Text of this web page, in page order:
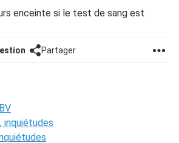
enceinte si le test de sang est
Partager
inquiétudes